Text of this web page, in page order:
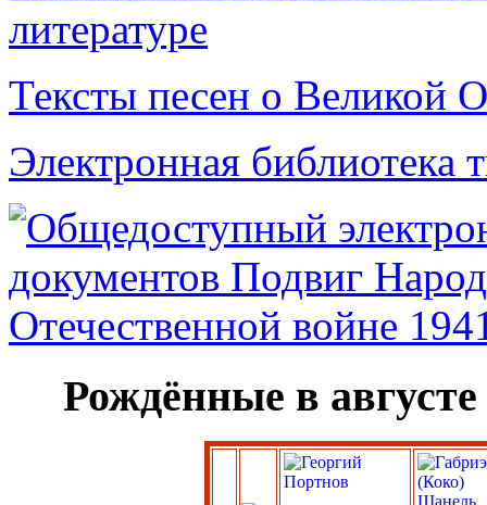
литературе
Тексты песен о Великой
Электронная библиотека
Рождённые в августе